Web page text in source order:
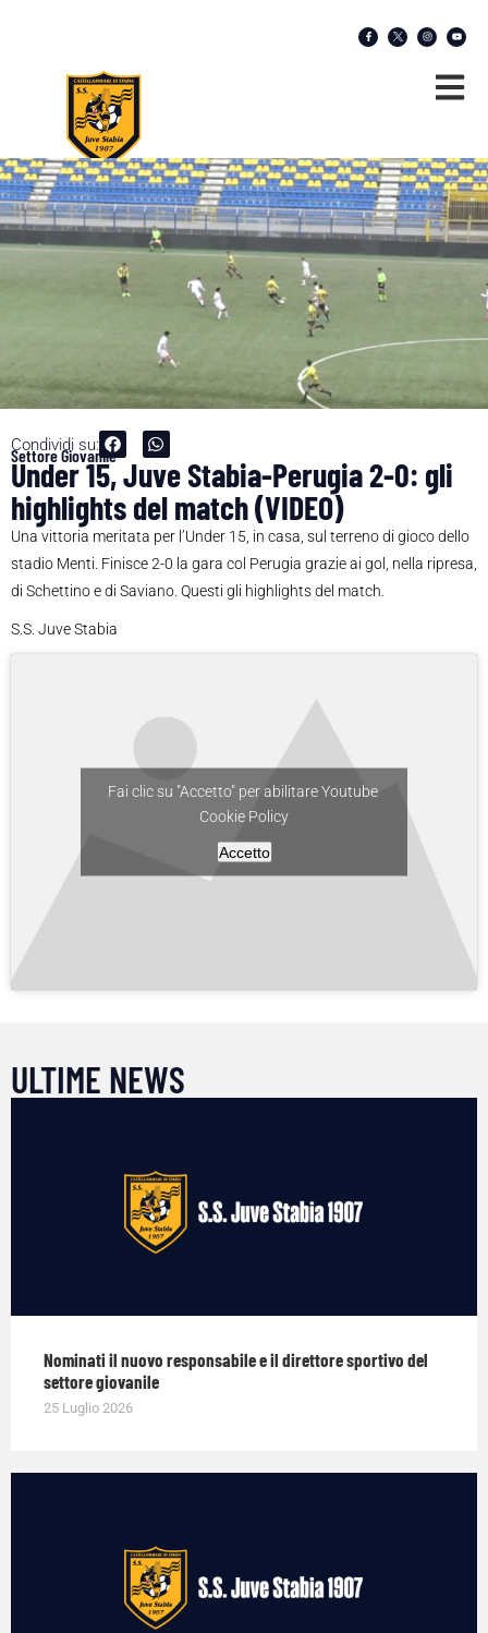
Condividi su:
Settore Giovanile
Under 15, Juve Stabia-Perugia 2-0: gli
highlights del match (VIDEO)
Una vittoria meritata per l’Under 15, in casa, sul terreno di gioco dello
stadio Menti. Finisce 2-0 la gara col Perugia grazie ai gol, nella ripresa,
di Schettino e di Saviano. Questi gli highlights del match.
S.S. Juve Stabia
Fai clic su "Accetto" per abilitare Youtube
Cookie Policy
Accetto
ULTIME NEWS
Nominati il nuovo responsabile e il direttore sportivo del
settore giovanile
25 Luglio 2026